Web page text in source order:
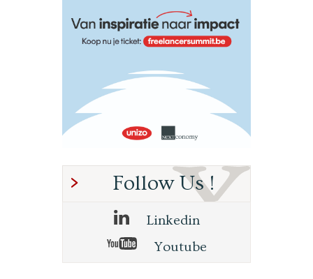
Follow Us !
Linkedin
Youtube